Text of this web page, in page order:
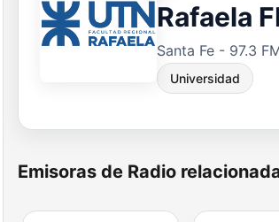
Rafaela
Santa Fe - 97.3
Universidad
Emisoras de Radio